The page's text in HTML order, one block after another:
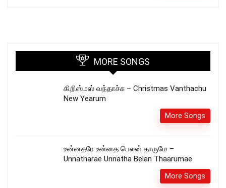
MORE SONGS
கிறிஸ்மஸ் வந்தாச்சு – Christmas Vanthachu
New Yearum
More Songs
உன்னதரே உன்னத பெலன் தாருமே –
Unnatharae Unnatha Belan Thaarumae
More Songs